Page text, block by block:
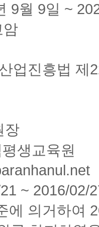
9월 9일 ~
암
업진흥법 제
장
생교육원
~ 2016/02/
에 의거하여